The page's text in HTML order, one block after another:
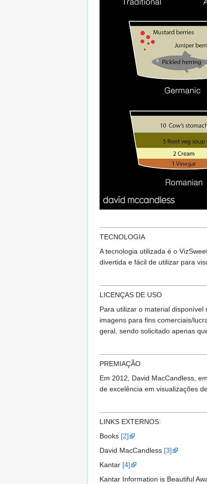
TECNOLOGIA
A tecnologia utilizada é o
divertida e fácil de utilizar para
LICENÇAS DE USO
Para utilizar o material
imagens para fins comerciais/
geral, sendo solicitado apenas
PREMIAÇÃO
Em 2012, David MacCandless,
de excelência em visualizações
LINKS EXTERNOS:
Books [2]
David MacCandless [3]
Kantar [4]
Kantar Information is Beautiful